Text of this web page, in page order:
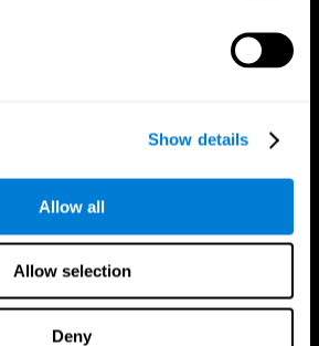
Show details
Allow all
Allow selection
Deny
CogniFit App